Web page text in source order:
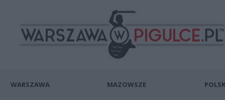
WARSZAWA MAZOWSZE